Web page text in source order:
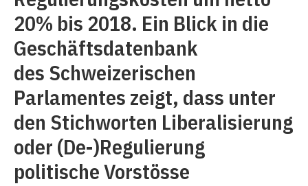
20% bis 2018. Ein Blick in die
Geschäftsdatenbank
des Schweizerischen
Parlamentes zeigt, dass unter
den Stichworten Liberalisierung
oder (De-)Regulierung
politische Vorstösse